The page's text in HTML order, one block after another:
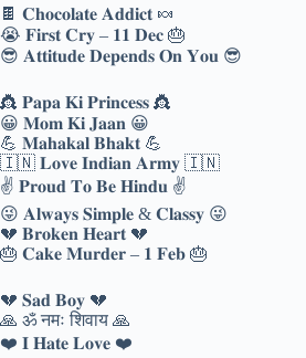
🍫 𝐂𝐡𝐨𝐜𝐨𝐥𝐚𝐭𝐞 𝐀𝐝𝐝𝐢𝐜𝐭 🍬
😭 𝐅𝐢𝐫𝐬𝐭 𝐂𝐫𝐲 – 𝟏𝟏 𝐃𝐞𝐜 🎂
😎 𝐀𝐭𝐭𝐢𝐭𝐮𝐝𝐞 𝐃𝐞𝐩𝐞𝐧𝐝𝐬 𝐎𝐧 𝐘𝐨𝐮 😎
👸 𝐏𝐚𝐩𝐚 𝐊𝐢 𝐏𝐫𝐢𝐧𝐜𝐞𝐬𝐬 👸
😀 𝐌𝐨𝐦 𝐊𝐢 𝐉𝐚𝐚𝐧 😀
💪 𝐌𝐚𝐡𝐚𝐤𝐚𝐥 𝐁𝐡𝐚𝐤𝐭 💪
🇮🇳 𝐋𝐨𝐯𝐞 𝐈𝐧𝐝𝐢𝐚𝐧 𝐀𝐫𝐦𝐲 🇮🇳
✌ 𝐏𝐫𝐨𝐮𝐝 𝐓𝐨 𝐁𝐞 𝐇𝐢𝐧𝐝𝐮 ✌
😜 𝐀𝐥𝐰𝐚𝐲𝐬 𝐒𝐢𝐦𝐩𝐥𝐞 & 𝐂𝐥𝐚𝐬𝐬𝐲 😜
💔 𝐁𝐫𝐨𝐤𝐞𝐧 𝐇𝐞𝐚𝐫𝐭 💔
🎂 𝐂𝐚𝐤𝐞 𝐌𝐮𝐫𝐝𝐞𝐫 – 𝟏 𝐅𝐞𝐛 🎂
💔 𝐒𝐚𝐝 𝐁𝐨𝐲 💔
🙏 ॐ नमः शिवाय 🙏
❤️ 𝐈 𝐇𝐚𝐭𝐞 𝐋𝐨𝐯𝐞 ❤️